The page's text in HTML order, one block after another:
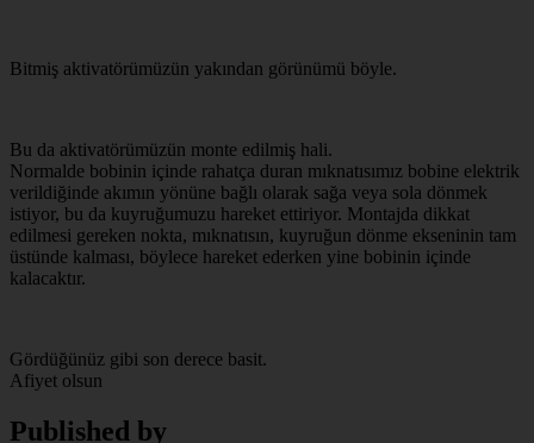
Bitmiş aktivatörümüzün yakından görünümü böyle.
Bu da aktivatörümüzün monte edilmiş hali.
Normalde bobinin içinde rahatça duran mıknatısımız bobine elektrik
verildiğinde akımın yönüne bağlı olarak sağa veya sola dönmek
istiyor, bu da kuyruğumuzu hareket ettiriyor. Montajda dikkat
edilmesi gereken nokta, mıknatısın, kuyruğun dönme ekseninin tam
üstünde kalması, böylece hareket ederken yine bobinin içinde
kalacaktır.
Gördüğünüz gibi son derece basit.
Afiyet olsun
Published by